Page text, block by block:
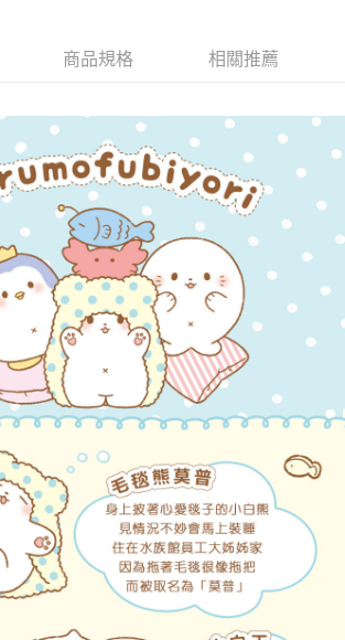
商品規格 相關推薦